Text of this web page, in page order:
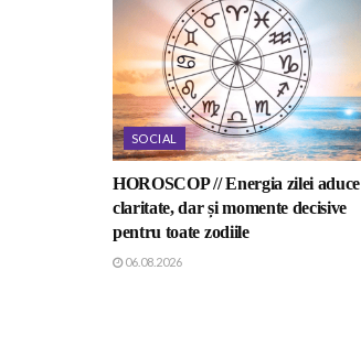
SOCIAL
HOROSCOP // Energia zilei aduce
claritate, dar și momente decisive
pentru toate zodiile
06.08.2026